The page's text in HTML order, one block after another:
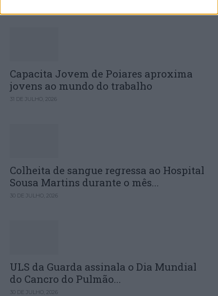
Capacita Jovem de Poiares aproxima
jovens ao mundo do trabalho
31 DE JULHO, 2026
Colheita de sangue regressa ao Hospital
Sousa Martins durante o mês...
30 DE JULHO, 2026
ULS da Guarda assinala o Dia Mundial
do Cancro do Pulmão...
30 DE JULHO, 2026